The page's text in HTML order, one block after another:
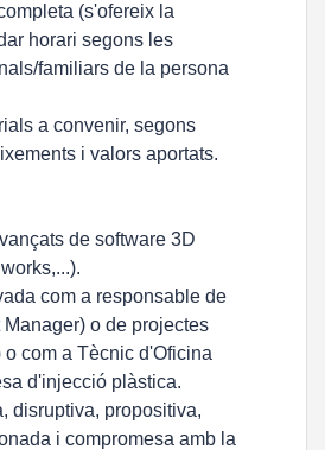
(s'ofereix la
horari segons les
familiars de la persona
a convenir, segons
i valors aportats.
de software 3D
com a responsable de
o de projectes
o com a Tècnic d'Oficina
d'injecció plàstica.
disruptiva, propositiva,
i compromesa amb la